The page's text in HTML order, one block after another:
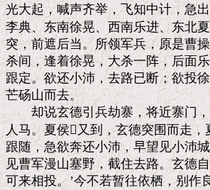
光大起，喊声齐举，飞知中计，急
李典、东南徐晃、西南乐进、东北
突，前遮后当。所领军兵，原是曹
杀间，逢着徐晃，大杀一阵，后面
跟定。欲还小沛，去路已断；欲投
芒砀山而去。
却说玄德引兵劫寨，将近寨门，
人马。夏侯又到，玄德突围而走
跟随，急欲奔还小沛，早望见小沛
见曹军漫山塞野，截住去路。玄德
可来相投。’今不若暂往依栖，别作